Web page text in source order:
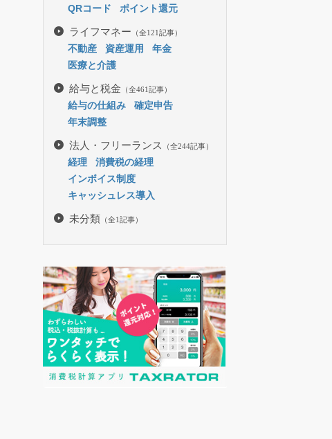
QRコード
ポイント還元
ライフマネー （全121記事）
不動産 資産運用
年金
医療と介護
給与と税金 （全461記事）
給与の仕組み
確定申告
年末調整
法人・フリーランス （全244記事）
経理
消費税の経理
インボイス制度
キャッシュレス導入
未分類 （全1記事）